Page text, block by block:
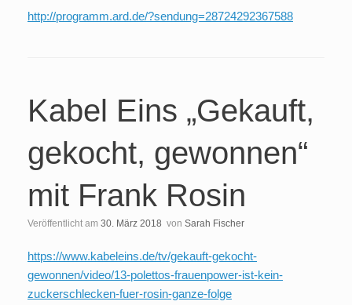
http://programm.ard.de/?sendung=28724292367588
Kabel Eins „Gekauft,
gekocht, gewonnen“
mit Frank Rosin
Veröffentlicht am 30. März 2018 von Sarah Fischer
https://www.kabeleins.de/tv/gekauft-gekocht-
gewonnen/video/13-polettos-frauenpower-ist-kein-
zuckerschlecken-fuer-rosin-ganze-folge